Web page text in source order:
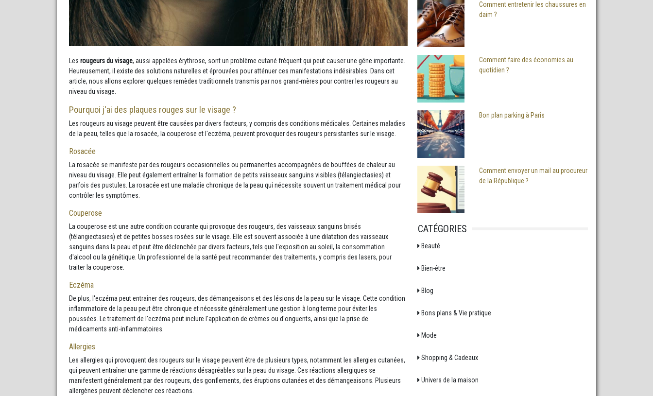
Les rougeurs du visage, aussi appelées érythrose, sont un problème cutané fréquent qui peut causer une gêne importante.
Heureusement, il existe des solutions naturelles et éprouvées pour atténuer ces manifestations indésirables. Dans cet
article, nous allons explorer quelques remèdes traditionnels transmis par nos grand-mères pour contrer les rougeurs au
niveau du visage.
Pourquoi j'ai des plaques rouges sur le visage ?
Les rougeurs au visage peuvent être causées par divers facteurs, y compris des conditions médicales. Certaines maladies
de la peau, telles que la rosacée, la couperose et l'eczéma, peuvent provoquer des rougeurs persistantes sur le visage.
Rosacée
La rosacée se manifeste par des rougeurs occasionnelles ou permanentes accompagnées de bouffées de chaleur au
niveau du visage. Elle peut également entraîner la formation de petits vaisseaux sanguins visibles (télangiectasies) et
parfois des pustules. La rosacée est une maladie chronique de la peau qui nécessite souvent un traitement médical pour
contrôler les symptômes.
Couperose
La couperose est une autre condition courante qui provoque des rougeurs, des vaisseaux sanguins brisés
(télangiectasies) et de petites bosses rosées sur le visage. Elle est souvent associée à une dilatation des vaisseaux
sanguins dans la peau et peut être déclenchée par divers facteurs, tels que l'exposition au soleil, la consommation
d'alcool ou la génétique. Un professionnel de la santé peut recommander des traitements, y compris des lasers, pour
traiter la couperose.
Eczéma
De plus, l'eczéma peut entraîner des rougeurs, des démangeaisons et des lésions de la peau sur le visage. Cette condition
inflammatoire de la peau peut être chronique et nécessite généralement une gestion à long terme pour éviter les
poussées. Le traitement de l'eczéma peut inclure l'application de crèmes ou d'onguents, ainsi que la prise de
médicaments anti-inflammatoires.
Allergies
Les allergies qui provoquent des rougeurs sur le visage peuvent être de plusieurs types, notamment les allergies cutanées,
qui peuvent entraîner une gamme de réactions désagréables sur la peau du visage. Ces réactions allergiques se
manifestent généralement par des rougeurs, des gonflements, des éruptions cutanées et des démangeaisons. Plusieurs
allergènes peuvent déclencher ces réactions.
Comment entretenir les chaussures en
daim ?
Comment faire des économies au
quotidien ?
Bon plan parking à Paris
Comment envoyer un mail au procureur
de la République ?
CATÉGORIES
Beauté
Bien-être
Blog
Bons plans & Vie pratique
Mode
Shopping & Cadeaux
Univers de la maison